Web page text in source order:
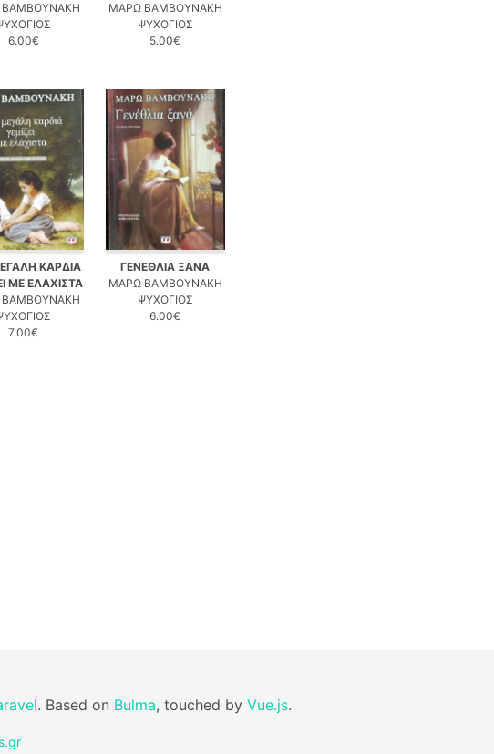
6.00€
ΜΑΡΩ ΒΑΜΒΟΥΝΑΚΗ
ΨΥΧΟΓΙΟΣ
5.00€
ΚΑΡΔΙΑ
ΜΕ ΕΛΑΧΙΣΤΑ
7.00€
ΓΕΝΕΘΛΙΑ ΞΑΝΑ
ΜΑΡΩ ΒΑΜΒΟΥΝΑΚΗ
ΨΥΧΟΓΙΟΣ
6.00€
. Based on Bulma, touched by Vue.js.